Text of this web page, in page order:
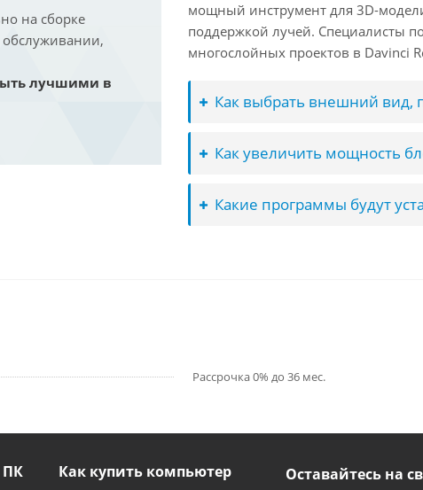
на сборке
лучшими в
мощный инструмент для 3D-
поддержкой лучей. Специалисты
многослойных проектов в Davinci
Как выбрать внешний вид,
Как увеличить мощность
Какие программы будут
Рассрочка 0% до 36 мес.
ПК Как купить компьютер Оставайтесь на